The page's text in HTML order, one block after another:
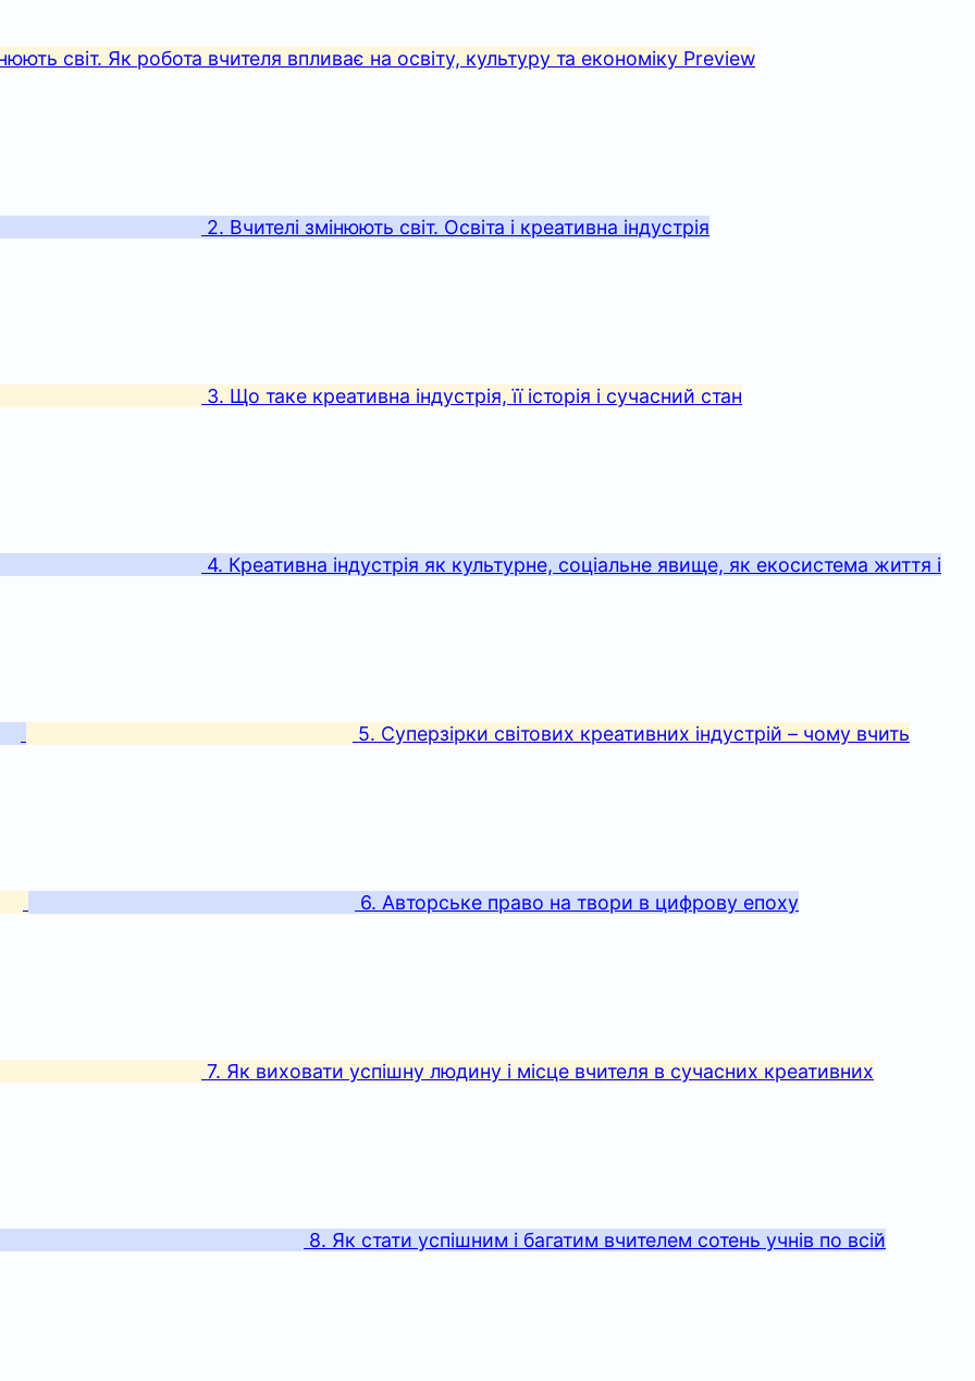
світ. Як робота вчителя впливає на освіту, культуру та економіку Preview
2. Вчителі змінюють світ. Освіта і креативна індустрія
3. Що таке креативна індустрія, її історія і сучасний стан
4. Креативна індустрія як культурне, соціальне явище, як екосистема життя і
5. Суперзірки світових креативних індустрій – чому вчить
6. Авторське право на твори в цифрову епоху
7. Як виховати успішну людину і місце вчителя в сучасних креативних
8. Як стати успішним і багатим вчителем сотень учнів по всій